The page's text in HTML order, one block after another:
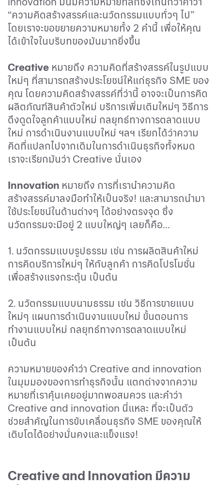
“ความคิดสร้างสรรค์และนวัตกรรมแบบทั่วๆ ไป”
โดยเราจะขอขยายความหมายทั้ง 2 คำนี้ เพื่อให้คุณ
ได้เข้าใจในบริบทของมันมากยิ่งขึ้น
Creative หมายถึง ความคิดที่สร้างสรรค์ในรูปแบบ
ใหม่ๆ ที่สามารถสร้างประโยชน์ให้แก่ธุรกิจ SME ของ
คุณ โดยความคิดสร้างสรรค์ที่ว่านี้ อาจจะเป็นการคิด
ผลิตภัณฑ์สินค้าตัวใหม่ บริการเพิ่มเติมใหม่ๆ วิธีการ
ดึงดูดใจลูกค้าแบบใหม่ กลยุทธ์ทางการตลาดแบบ
ใหม่ การดำเนินงานแบบใหม่ ฯลฯ เรียกได้ว่าความ
คิดที่แปลกไปจากเดิมในการดำเนินธุรกิจทั้งหมด
เราจะเรียกมันว่า Creative นั่นเอง
Innovation หมายถึง การที่เรานำความคิด
สร้างสรรค์มาลงมือทำให้เป็นจริง! และสามารถนำมา
ใช้ประโยชน์ในด้านต่างๆ ได้อย่างตรงจุด ซึ่ง
นวัตกรรมจะมีอยู่ 2 แบบใหญ่ๆ เลยก็คือ...
1. นวัตกรรมแบบรูปธรรม เช่น การผลิตสินค้าใหม่
การคิดบริการใหม่ๆ ให้กับลูกค้า การคิดโปรโมชั่น
เพื่อสร้างแรงกระตุ้น เป็นต้น
2. นวัตกรรมแบบนามธรรม เช่น วิธีการขายแบบ
ใหม่ๆ แผนการดำเนินงานแบบใหม่ ขั้นตอนการ
ทำงานแบบใหม่ กลยุทธ์ทางการตลาดแบบใหม่
เป็นต้น
ความหมายของคำว่า Creative and innovation
ในมุมมองของการทำธุรกิจนั้น แตกต่างจากความ
หมายที่เราคุ้นเคยอยู่มากพอสมควร และคำว่า
Creative and innovation นี่แหละ ที่จะเป็นตัว
ช่วยสำคัญในการขับเคลื่อนธุรกิจ SME ของคุณให้
เติบโตได้อย่างมั่นคงและแข็งแรง!
Creative and Innovation มีความ